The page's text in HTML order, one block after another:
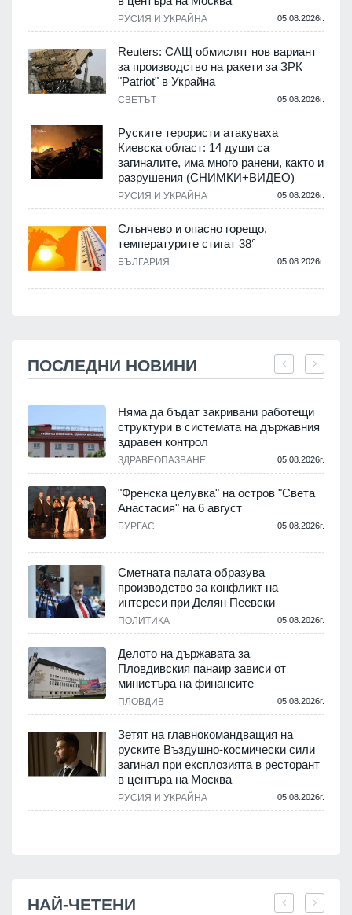
РУСИЯ И УКРАЙНА 05.08.2026г.
Reuters: САЩ обмислят нов вариант
за производство на ракети за ЗРК
"Patriot" в Украйна
СВЕТЪТ 05.08.2026г.
Руските терористи атакуваха
Киевска област: 14 души са
загиналите, има много ранени, както и
разрушения (СНИМКИ+ВИДЕО)
РУСИЯ И УКРАЙНА 05.08.2026г.
Слънчево и опасно горещо,
температурите стигат 38°
БЪЛГАРИЯ 05.08.2026г.
ПОСЛЕДНИ НОВИНИ
Няма да бъдат закривани работещи
структури в системата на държавния
здравен контрол
ЗДРАВЕОПАЗВАНЕ 05.08.2026г.
"Френска целувка" на остров "Света
Анастасия" на 6 август
БУРГАС 05.08.2026г.
Сметната палата образува
производство за конфликт на
интереси при Делян Пеевски
ПОЛИТИКА 05.08.2026г.
Делото на държавата за
Пловдивския панаир зависи от
министъра на финансите
ПЛОВДИВ 05.08.2026г.
Зетят на главнокомандващия на
руските Въздушно-космически сили
загинал при експлозията в ресторант
в центъра на Москва
РУСИЯ И УКРАЙНА 05.08.2026г.
НАЙ-ЧЕТЕНИ